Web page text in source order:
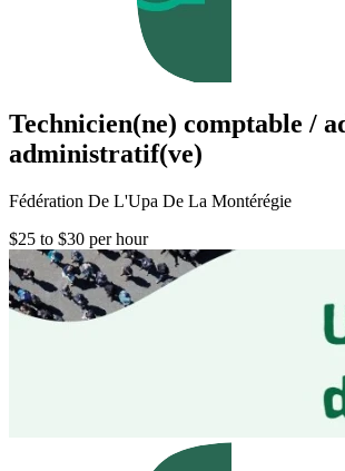
Technicien(ne) comptable /
administratif(ve)
Fédération De L'Upa De La Montérégie
$25 to $30 per hour